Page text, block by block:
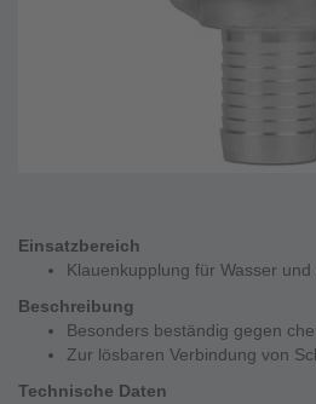
Einsatzbereich
Klauenkupplung für Wasser und
Beschreibung
Besonders beständig gegen
Zur lösbaren Verbindung von
Technische Daten